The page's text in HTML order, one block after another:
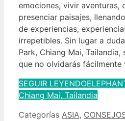
emociones, vivir aventuras,
presenciar paisajes,
de experiencias,
irrepetibles. Sin lugar a
Park, Chiang Mai, Tailandia,
que no olvidarás fácilmente
SEGUIR LEYENDO
Chiang Mai, Tailandia
Categorías ASIA,